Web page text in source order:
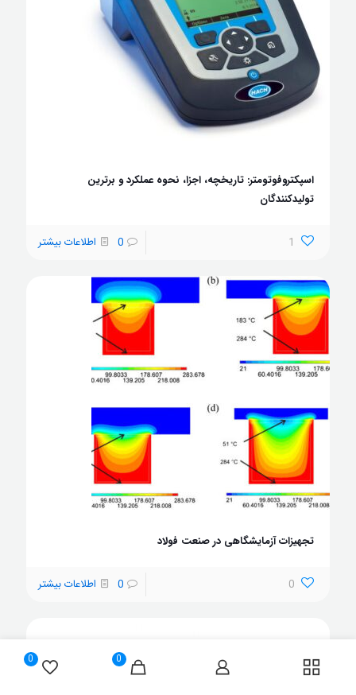
اسپکتروفوتومتر: تاریخچه، اجزا، نحوه عملکرد و برترین
تولیدکنندگان
1
0 اطلاعات بیشتر
تجهیزات آزمایشگاهی در صنعت فولاد
0
0 اطلاعات بیشتر
0
0